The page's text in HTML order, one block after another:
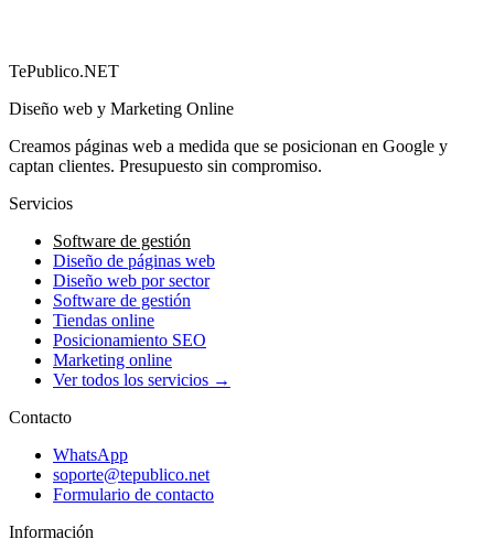
→
TePublico.NET
Diseño web y Marketing Online
Creamos páginas web a medida que se posicionan en Google y
captan clientes. Presupuesto sin compromiso.
Servicios
Software de gestión
Diseño de páginas web
Diseño web por sector
Software de gestión
Tiendas online
Posicionamiento SEO
Marketing online
Ver todos los servicios →
Contacto
WhatsApp
soporte@tepublico.net
Formulario de contacto
Información